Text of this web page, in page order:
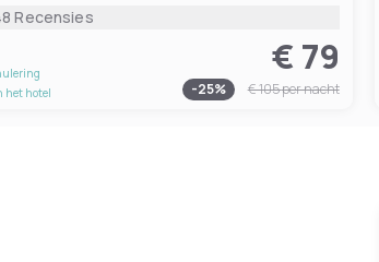
Recensies
het hotel
€ 79
-25% € 105per nacht